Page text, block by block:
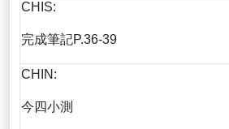
CHIS:
完成筆記P.36-39
CHIN:
今四小測